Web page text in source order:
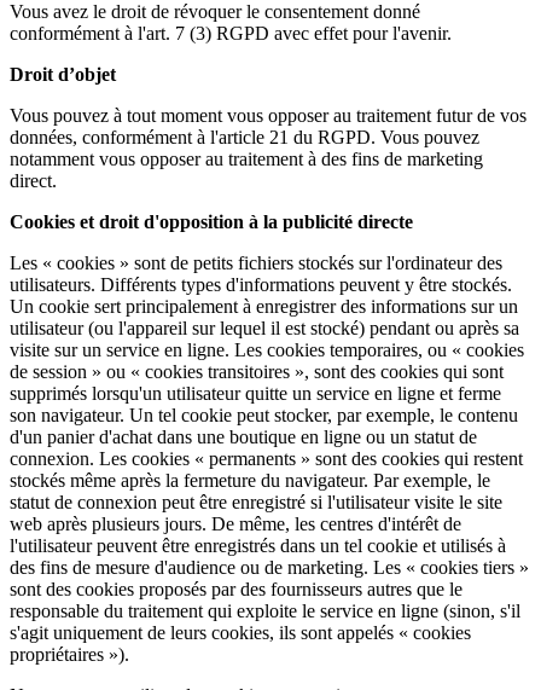
Vous avez le droit de révoquer le consentement donné
conformément à l'art. 7 (3) RGPD avec effet pour l'avenir.
Droit d’objet
Vous pouvez à tout moment vous opposer au traitement futur de vos
données, conformément à l'article 21 du RGPD. Vous pouvez
notamment vous opposer au traitement à des fins de marketing
direct.
Cookies et droit d'opposition à la publicité directe
Les « cookies » sont de petits fichiers stockés sur l'ordinateur des
utilisateurs. Différents types d'informations peuvent y être stockés.
Un cookie sert principalement à enregistrer des informations sur un
utilisateur (ou l'appareil sur lequel il est stocké) pendant ou après sa
visite sur un service en ligne. Les cookies temporaires, ou « cookies
de session » ou « cookies transitoires », sont des cookies qui sont
supprimés lorsqu'un utilisateur quitte un service en ligne et ferme
son navigateur. Un tel cookie peut stocker, par exemple, le contenu
d'un panier d'achat dans une boutique en ligne ou un statut de
connexion. Les cookies « permanents » sont des cookies qui restent
stockés même après la fermeture du navigateur. Par exemple, le
statut de connexion peut être enregistré si l'utilisateur visite le site
web après plusieurs jours. De même, les centres d'intérêt de
l'utilisateur peuvent être enregistrés dans un tel cookie et utilisés à
des fins de mesure d'audience ou de marketing. Les « cookies tiers »
sont des cookies proposés par des fournisseurs autres que le
responsable du traitement qui exploite le service en ligne (sinon, s'il
s'agit uniquement de leurs cookies, ils sont appelés « cookies
propriétaires »).